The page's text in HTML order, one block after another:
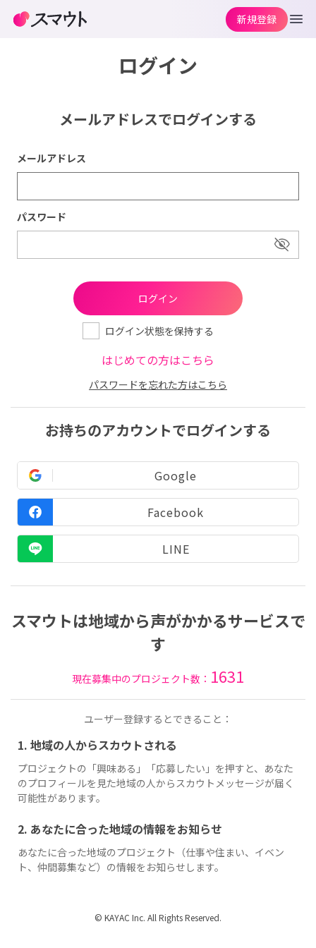
ログイン
メールアドレスでログインする
メールアドレス
パスワード
ログイン状態を保持する
はじめての方はこちら
パスワードを忘れた方はこちら
お持ちのアカウントでログインする
Google
Facebook
LINE
スマウトは地域から声がかかるサービスで
す
現在募集中のプロジェクト数： 1631
ユーザー登録するとできること：
1. 地域の人からスカウトされる
プロジェクトの「興味ある」「応募したい」を押すと、あなた
のプロフィールを見た地域の人からスカウトメッセージが届く
可能性があります。
2. あなたに合った地域の情報をお知らせ
あなたに合った地域のプロジェクト（仕事や住まい、イベン
ト、仲間募集など）の情報をお知らせします。
新規登録
© KAYAC Inc. All Rights Reserved.